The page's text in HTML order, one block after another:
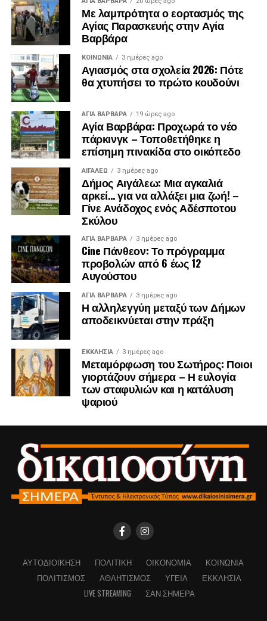
Με λαμπρότητα ο εορτασμός της
Αγίας Παρασκευής στην Αγία
Βαρβάρα
ΚΟΙΝΩΝΊΑ 3 ημέρες ago
Αγιασμός στα σχολεία 2026: Πότε
θα χτυπήσει το πρώτο κουδούνι
ΑΓΙΑ ΒΑΡΒΑΡΑ 19 ώρες ago
Αγία Βαρβάρα: Προχωρά το νέο
πάρκινγκ – Τοποθετήθηκε η
επίσημη πινακίδα στο οικόπεδο
ΑΙΓΑΛΕΩ 3 ημέρες ago
Δήμος Αιγάλεω: Μια αγκαλιά
αρκεί… για να αλλάξει μια ζωή! –
Γίνε Ανάδοχος ενός Αδέσποτου
Σκύλου
ΑΓΙΑ ΒΑΡΒΑΡΑ 3 ημέρες ago
Cine Πάνθεον: Το πρόγραμμα
προβολών από 6 έως 12
Αυγούστου
ΑΓΙΑ ΒΑΡΒΑΡΑ 3 ημέρες ago
Η αλληλεγγύη μεταξύ των Δήμων
αποδεικνύεται στην πράξη
ΕΚΚΛΗΣΊΑ 3 ημέρες ago
Μεταμόρφωση του Σωτήρος: Ποιοι
γιορτάζουν σήμερα – Η ευλογία
των σταφυλιών και η κατάλυση
ψαριού
ΑΥΤΟΔΙΟΊΚΗΣΗ ΠΟΛΙΤΙΚΉ ΟΙΚΟΝΟΜΊΑ
ΚΟΙΝΩΝΊΑ
ΠΟΛΙΤΙΣΜΌΣ
ΑΘΛΗΤΙΣΜΌΣ ΥΓΕΊΑ
ΕΚΚΛΗΣΊΑ
LIVE STREAMING
ΣΑΝ ΣΉΜΕΡΑ